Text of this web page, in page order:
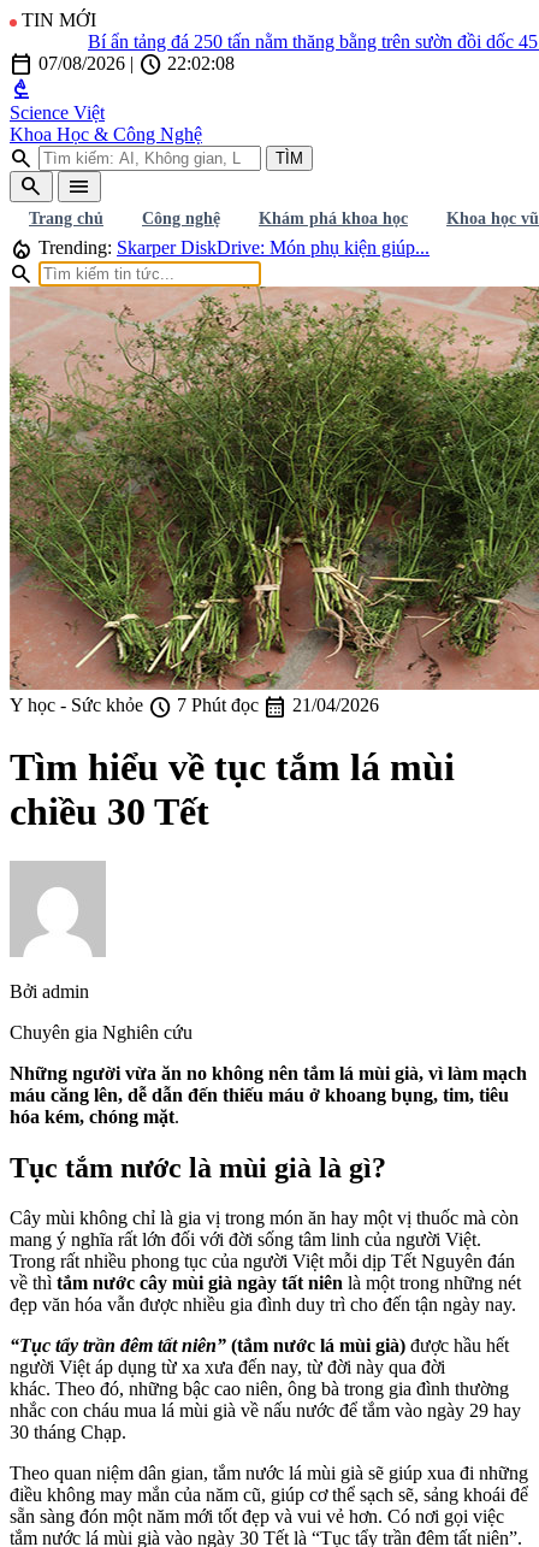
TIN MỚI
Bí ẩn tảng đá 250 tấn nằm thăng bằng trên sườn đồi dốc 45 độ
calendar_today 07/08/2026 | schedule 22:02:10
biotech
Science Việt
Khoa Học & Công Nghệ
search TÌM
search menu
Trang chủ Công nghệ Khám phá khoa học Khoa học
local_fire_department Trending: Skarper DiskDrive: Món phụ kiện giúp...
search
Y học - Sức khỏe schedule 7 Phút đọc calendar_month 21/04/2026
Tìm hiểu về tục tắm lá mùi
chiều 30 Tết
Bởi admin
Chuyên gia Nghiên cứu
Những người vừa ăn no không nên tắm lá mùi già, vì làm mạch
máu căng lên, dễ dẫn đến thiếu máu ở khoang bụng, tim, tiêu
hóa kém, chóng mặt.
Tục tắm nước là mùi già là gì?
Cây mùi không chỉ là gia vị trong món ăn hay một vị thuốc mà còn
mang ý nghĩa rất lớn đối với đời sống tâm linh của người Việt.
Trong rất nhiều phong tục của người Việt mỗi dịp Tết Nguyên đán
về thì tắm nước cây mùi già ngày tất niên là một trong những nét
đẹp văn hóa vẫn được nhiều gia đình duy trì cho đến tận ngày nay.
“Tục tẩy trần đêm tất niên” (tắm nước lá mùi già) được hầu hết
người Việt áp dụng từ xa xưa đến nay, từ đời này qua đời
khác. Theo đó, những bậc cao niên, ông bà trong gia đình thường
nhắc con cháu mua lá mùi già về nấu nước để tắm vào ngày 29 hay
30 tháng Chạp.
Theo quan niệm dân gian, tắm nước lá mùi già sẽ giúp xua đi những
điều không may mắn của năm cũ, giúp cơ thể sạch sẽ, sảng khoái để
sẵn sàng đón một năm mới tốt đẹp và vui vẻ hơn. Có nơi gọi việc
tắm nước lá mùi già vào ngày 30 Tết là “Tục tẩy trần đêm tất niên”.